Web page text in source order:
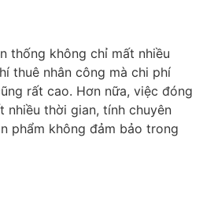
thống không chỉ mất nhiều
thuê nhân công mà chi phí
rất cao. Hơn nữa, việc đóng
thời gian, tính chuyên
phẩm không đảm bảo trong